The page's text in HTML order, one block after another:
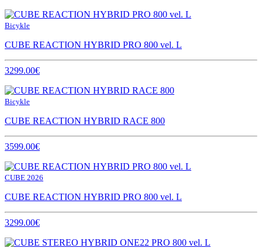
Bicykle
CUBE REACTION HYBRID PRO 800 vel. L
3299.00€
Bicykle
CUBE REACTION HYBRID RACE 800
3599.00€
CUBE 2026
CUBE REACTION HYBRID PRO 800 vel. L
3299.00€